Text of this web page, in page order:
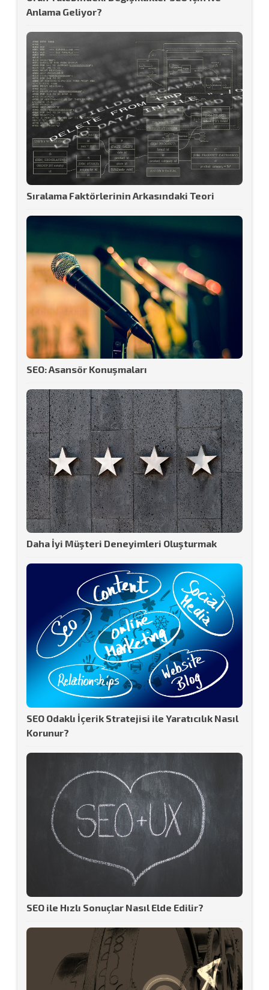
Anlama Geliyor?
Sıralama Faktörlerinin Arkasındaki Teori
SEO: Asansör Konuşmaları
Daha İyi Müşteri Deneyimleri Oluşturmak
SEO Odaklı İçerik Stratejisi ile Yaratıcılık Nasıl
Korunur?
SEO ile Hızlı Sonuçlar Nasıl Elde Edilir?